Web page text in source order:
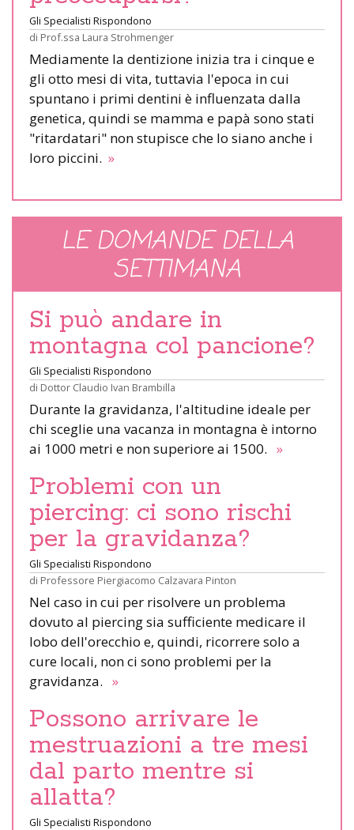
Gli Specialisti Rispondono
di Prof.ssa Laura Strohmenger
Mediamente la dentizione inizia tra i cinque e
gli otto mesi di vita, tuttavia l'epoca in cui
spuntano i primi dentini è influenzata dalla
genetica, quindi se mamma e papà sono stati
"ritardatari" non stupisce che lo siano anche i
loro piccini. »
LE DOMANDE DELLA
SETTIMANA
Si può andare in
montagna col pancione?
Gli Specialisti Rispondono
di Dottor Claudio Ivan Brambilla
Durante la gravidanza, l'altitudine ideale per
chi sceglie una vacanza in montagna è intorno
ai 1000 metri e non superiore ai 1500. »
Problemi con un
piercing: ci sono rischi
per la gravidanza?
Gli Specialisti Rispondono
di Professore Piergiacomo Calzavara Pinton
Nel caso in cui per risolvere un problema
dovuto al piercing sia sufficiente medicare il
lobo dell'orecchio e, quindi, ricorrere solo a
cure locali, non ci sono problemi per la
gravidanza. »
Possono arrivare le
mestruazioni a tre mesi
dal parto mentre si
allatta?
Gli Specialisti Rispondono